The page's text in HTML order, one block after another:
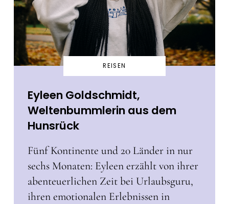
REISEN
Eyleen Goldschmidt,
Weltenbummlerin aus dem
Hunsrück
Fünf Kontinente und 20 Länder in nur
sechs Monaten: Eyleen erzählt von ihrer
abenteuerlichen Zeit bei Urlaubsguru,
ihren emotionalen Erlebnissen in